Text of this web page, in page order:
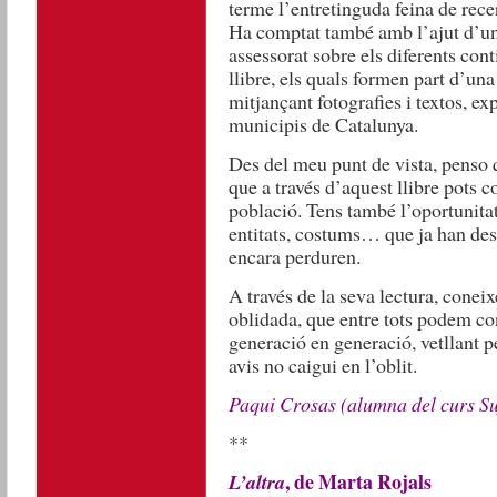
terme l’entretinguda feina de
Ha comptat també amb l’ajut
assessorat sobre els diferents
llibre, els quals formen part
mitjançant fotografies i textos,
municipis de Catalunya.
Des del meu punt de vista,
que a través d’aquest llibre pots
població. Tens també
entitats, costums… que ja han
encara perduren.
A través de la seva lectura,
oblidada, que entre tots podem
generació en generació, vetllant
avis no caigui en l’oblit.
Paqui Crosas (alumna del curs
**
L’altra, de Marta Rojals